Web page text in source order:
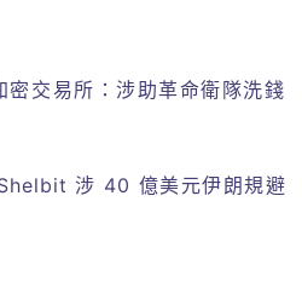
密交易所：涉助革命衛隊洗錢
涉 40 億美元伊朗規避